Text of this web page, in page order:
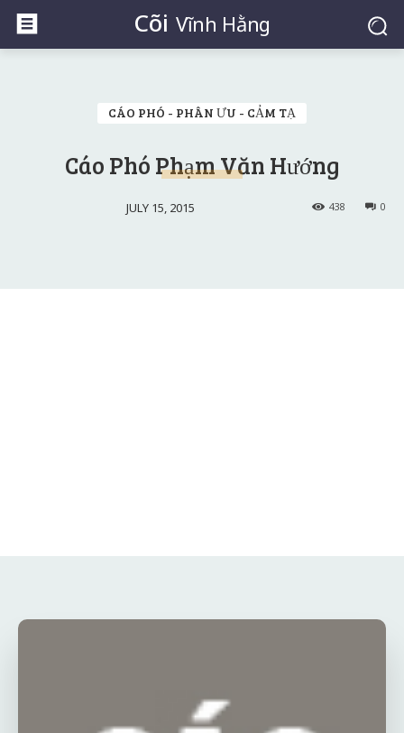
Cõi Vĩnh Hằng
CÁO PHÓ - PHÂN ƯU - CẢM TẠ
Cáo Phó Phạm Văn Hướng
JULY 15, 2015 0
438